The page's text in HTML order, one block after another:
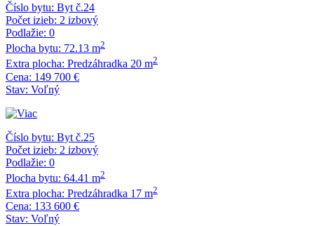
Číslo bytu: Byt č.24
Počet izieb: 2 izbový
Podlažie: 0
Plocha bytu: 72.13 m2
Extra plocha: Predzáhradka 20 m2
Cena: 149 700 €
Stav: Voľný
Číslo bytu: Byt č.25
Počet izieb: 2 izbový
Podlažie: 0
Plocha bytu: 64.41 m2
Extra plocha: Predzáhradka 17 m2
Cena: 133 600 €
Stav: Voľný